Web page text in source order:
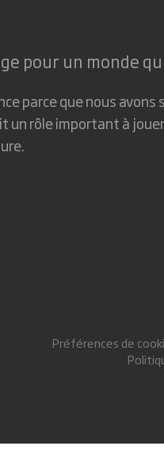
pour un monde
parce que nous avons
un rôle important à
Préférences de